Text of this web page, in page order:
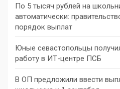
По 5 тысяч рублей на
автоматически:
порядок выплат
Юные севастопольцы
работу в ИТ-центре ПСБ
В ОП предложили ввести